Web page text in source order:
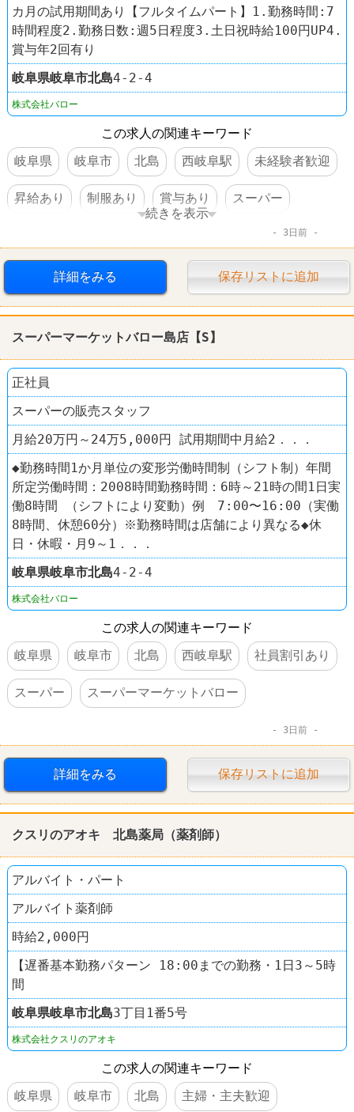
カ月の試用期間あり【フルタイムパート】1.勤務時間:7
時間程度2.勤務日数:週5日程度3.土日祝時給100円UP4.
賞与年2回有り
岐阜県岐阜市北島4-2-4
株式会社バロー
この求人の関連キーワード
岐阜県
岐阜市 北島 西岐阜駅 未経験者歓迎
昇給あり 制服あり 賞与あり スーパー
続きを表示
3日前
詳細をみる 保存リストに追加
スーパーマーケットバロー島店【S】
正社員
スーパーの販売スタッフ
月給20万円～24万5,000円 試用期間中月給2．．．
◆勤務時間1か月単位の変形労働時間制（シフト制）年間
所定労働時間：2008時間勤務時間：6時～21時の間1日実
働8時間 （シフトにより変動）例 7:00〜16:00（実働
8時間、休憩60分）※勤務時間は店舗により異なる◆休
日・休暇・月9～1．．．
岐阜県岐阜市北島4-2-4
株式会社バロー
この求人の関連キーワード
岐阜県
岐阜市 北島 西岐阜駅 社員割引あり
スーパー スーパーマーケットバロー
3日前
詳細をみる 保存リストに追加
クスリのアオキ 北島薬局（薬剤師）
アルバイト・パート
アルバイト薬剤師
時給2,000円
【遅番基本勤務パターン 18:00までの勤務・1日3～5時
間
岐阜県岐阜市北島3丁目1番5号
株式会社クスリのアオキ
この求人の関連キーワード
岐阜県
岐阜市 北島 主婦・主夫歓迎